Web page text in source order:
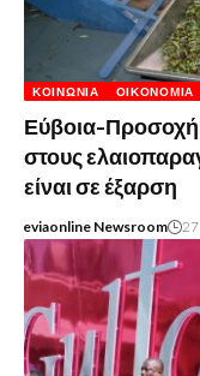
ΚΟΙΝΩΝΊΑ ΟΙΚΟΝΟΜΊΑ
Εύβοια-
στους
είναι σε έξαρση
eviaonline Newsroom 27